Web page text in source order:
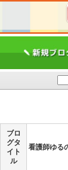
ブロ
グタ
イト
ル
看護師ゆる